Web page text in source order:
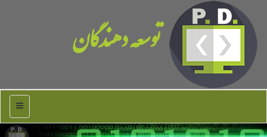
توسعه دهندگان
منو